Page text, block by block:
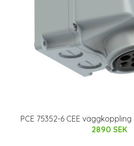
PCE 75352-6 CEE
2890 SEK